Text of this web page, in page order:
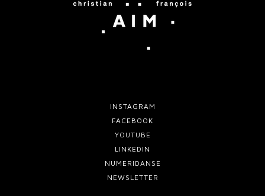
INSTAGRAM
FACEBOOK
YOUTUBE
LINKEDIN
NUMERIDANSE
NEWSLETTER